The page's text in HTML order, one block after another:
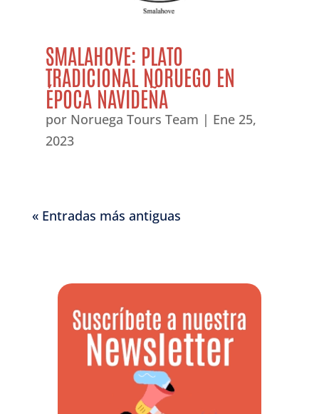
SMALAHOVE: PLATO
TRADICIONAL NORUEGO EN
ÉPOCA NAVIDEÑA
por Noruega Tours Team | Ene 25,
2023
« Entradas más antiguas